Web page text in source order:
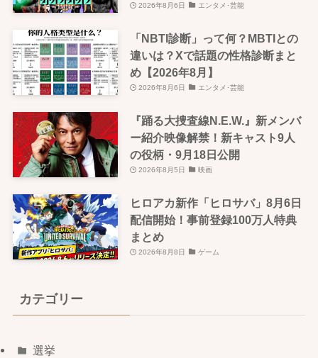
2026年8月6日 エンタメ･芸能
「NBTI診断」って何？MBTIとの
違いは？Xで話題の性格診断まと
め【2026年8月】
2026年8月6日 エンタメ･芸能
『踊る大捜査線N.E.W.』新メンバ
ー紹介映像解禁！新キャスト9人
の役柄・9月18日公開
2026年8月5日 映画
ヒロアカ新作「ヒロサバ」8月6日
配信開始！事前登録100万人特典
まとめ
2026年8月8日 ゲーム
カテゴリー
選挙